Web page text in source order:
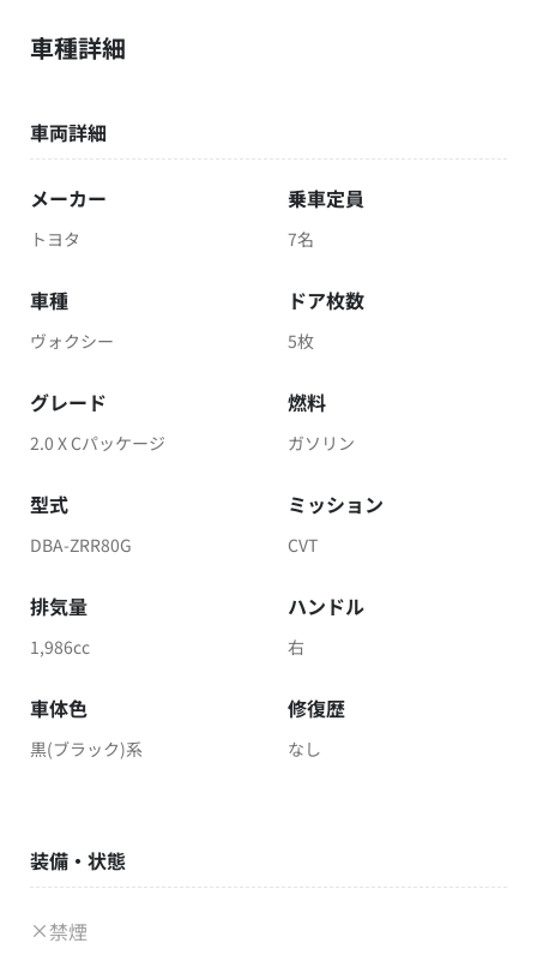
車種詳細
車両詳細
メーカー
トヨタ
乗車定員
7名
車種
ヴォクシー
ドア枚数
5枚
グレード
2.0 X Cパッケージ
燃料
ガソリン
型式
DBA-ZRR80G
ミッション
CVT
排気量
1,986cc
ハンドル
右
車体色
黒(ブラック)系
修復歴
なし
装備・状態
禁煙